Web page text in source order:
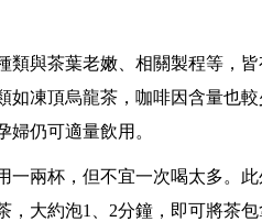
類與茶葉老嫩、相關製程等，
如凍頂烏龍茶，咖啡因含量也
婦仍可適量飲用。
一兩杯，但不宜一次喝太多。
，大約泡1、2分鐘，即可將茶包